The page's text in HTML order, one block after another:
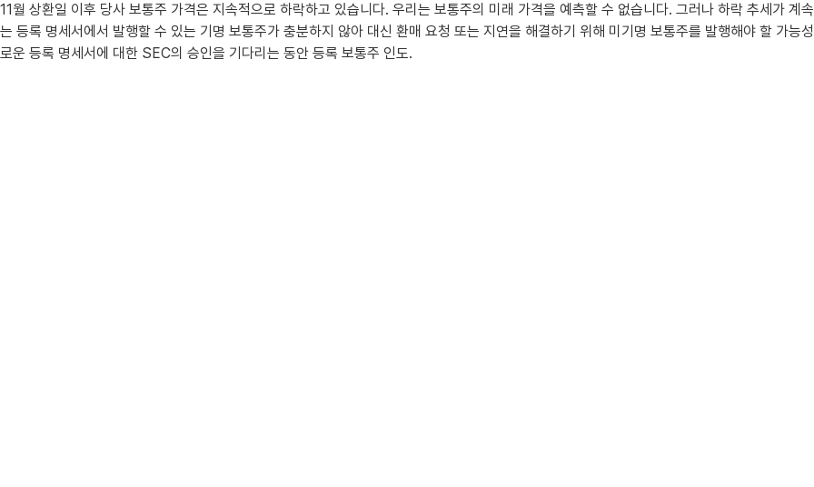
11월 상환일 이후 당사 보통주 가격은 지속적으로 하락하고 있습니다. 우리는 보통주의 미래 가격을 예측할 수 없습니다. 그러나 하락 추세가 계
는 등록 명세서에서 발행할 수 있는 기명 보통주가 충분하지 않아 대신 환매 요청 또는 지연을 해결하기 위해 미기명 보통주를 발행해야 할 가능
로운 등록 명세서에 대한 SEC의 승인을 기다리는 동안 등록 보통주 인도.